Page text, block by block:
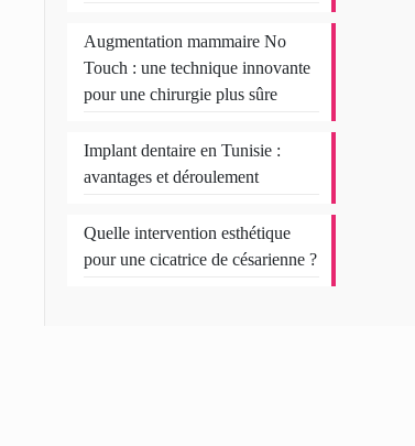
Augmentation mammaire No
Touch : une technique innovante
pour une chirurgie plus sûre
Implant dentaire en Tunisie :
avantages et déroulement
Quelle intervention esthétique
pour une cicatrice de césarienne ?